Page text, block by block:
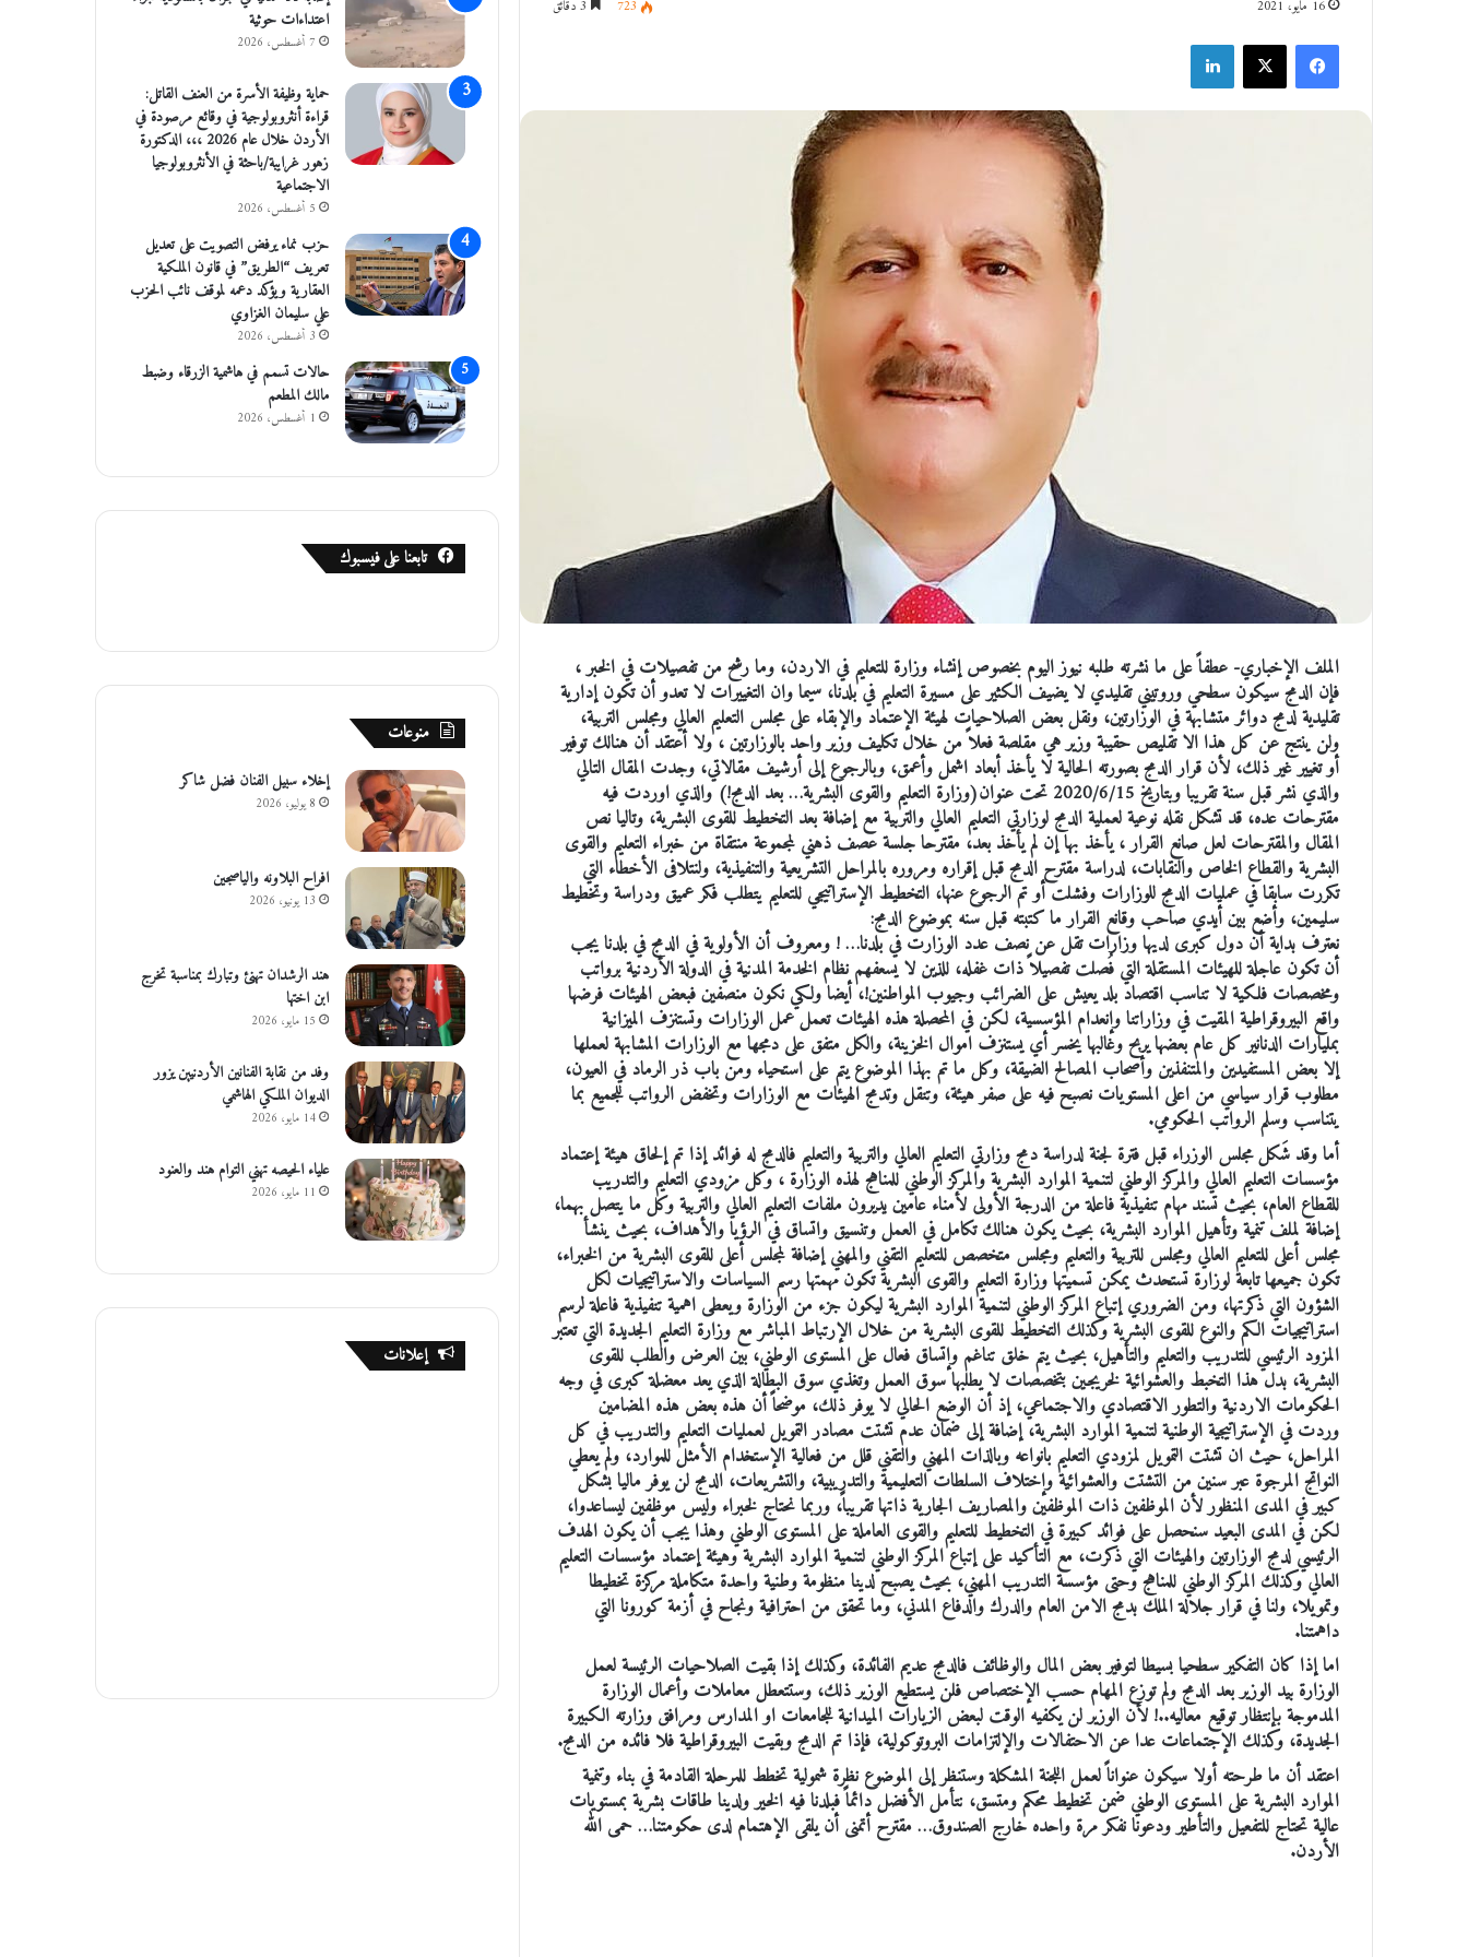
16 مايو، 2021 723
فيسبوك
الملف الإخباري- عطفاً على ما نشرته طلبه نيوز اليوم بخصوص إنشاء وزارة للتعليم في الاردن، وما رشح من تفصيلات في الخبر ،
فإن الدمج سيكون سطحي وروتيني تقليدي لا يضيف الكثير على مسيرة التعليم في بلدنا، سيما وان التغييرات لا تعدو أن تكون إدارية
تقليدية لدمج دوائر متشابهة في الوزارتين، ونقل بعض الصلاحيات لهيئة الإعتماد والإبقاء على مجلس التعليم العالي ومجلس التربية،
ولن ينتج عن كل هذا الا تقليص حقيبة وزير هي مقلصة فعلاً من خلال تكليف وزير واحد بالوزارتين ، ولا أعتقد أن هنالك توفير
أو تغيير غير ذلك، لأن قرار الدمج بصورته الحالية لا يأخذ أبعاد اشمل وأعمق، وبالرجوع إلى أرشيف مقالاتي، وجدت المقال التالي
والذي نشر قبل سنة تقريبا وبتاريخ 2020/6/15 تحت عنوان(وزارة التعليم والقوى البشرية… بعد الدمج!) والذي اوردت فيه
مقترحات عده، قد تشكل نقله نوعية لعملية الدمج لوزارتي التعليم العالي والتربية مع إضافة بعد التخطيط للقوى البشرية، وتاليا نص
المقال والمقترحات لعل صانع القرار ، يأخذ بها إن لم يأخذ بعد، مقترحا جلسة عصف ذهني لمجموعة منتقاة من خبراء التعليم والقوى
البشرية والقطاع الخاص والنقابات، لدراسة مقترح الدمج قبل إقراره ومروره بالمراحل التشريعية والتنفيذية، ولنتلافى الأخطاء التي
تكررت سابقا في عمليات الدمج للوزارات وفشلت أو تم الرجوع عنها، التخطيط الإستراتيجي للتعليم يتطلب فكر عميق ودراسة وتخطيط
سليمين، وأضع بين أيدي صاحب وقانع القرار ما كتبته قبل سنه بموضوع الدمج:
نعترف بداية أن دول كبرى لديها وزارات تقل عن نصف عدد الوزارت في بلدنا… ! ومعروف أن الأولوية في الدمج في بلدنا يجب
أن تكون عاجلة للهيئات المستقلة التي فُصلت تفصيلاً ذات غفله، للذين لا يسعفهم نظام الخدمة المدنية في الدولة الأردنية برواتب
ومخصصات فلكية لا تناسب اقتصاد بلد يعيش على الضرائب وجيوب المواطنين!، أيضا ولكي نكون منصفين فبعض الهيئات فرضها
واقع البيروقراطية المقيت في وزاراتنا وإنعدام المؤسسية، لكن في المحصلة هذه الهيئات تعمل عمل الوزارات وتستنزف الميزانية
بمليارات الدنانير كل عام بعضها يربح وغالبها يخسر أي يستنزف اموال الخزينة، والكل متفق على دمجها مع الوزارات المشابهة لعملها
إلا بعض المستفيدين والمتنفذين وأصحاب المصالح الضيقة، وكل ما تم بهذا الموضوع يتم على استحياء ومن باب ذر الرماد في العيون،
مطلوب قرار سياسي من اعلى المستويات نصبح فيه على صفر هيئة، وتنقل وتدمج الهيئات مع الوزارات وتخفض الرواتب للجميع بما
يتناسب وسلم الرواتب الحكومي.
أما وقد شَكل مجلس الوزراء قبل فترة لجنة لدراسة دمج وزارتي التعليم العالي والتربية والتعليم فالدمج له فوائد إذا تم إلحاق هيئة إعتماد
مؤسسات التعليم العالي والمركز الوطني لتنمية الموارد البشرية والمركز الوطني للمناهج لهذه الوزارة ، وكل مزودي التعليم والتدريب
للقطاع العام، بحيث تسند مهام تنفيذية فاعلة من الدرجة الأولى لأمناء عامين يديرون ملفات التعليم العالي والتربية وكل ما يتصل بهما،
إضافة لملف تنمية وتأهيل الموارد البشرية، بحيث يكون هنالك تكامل في العمل وتنسيق واتساق في الرؤيا والأهداف، بحيث ينشأ
مجلس أعلى للتعليم العالي ومجلس للتربية والتعليم ومجلس متخصص للتعليم التقني والمهني إضافة لمجلس أعلى للقوى البشرية من الخبراء،
تكون جميعها تابعة لوزارة تستحدث يمكن تسميتها وزارة التعليم والقوى البشرية تكون مهمتها رسم السياسات والاستراتيجيات لكل
الشؤون التي ذكرتها، ومن الضروري إتباع المركز الوطني لتنمية الموارد البشرية ليكون جزء من الوزارة ويعطى اهمية تنفيذية فاعلة لرسم
استراتيجيات الكم والنوع للقوى البشرية وكذلك التخطيط للقوى البشرية من خلال الإرتباط المباشر مع وزارة التعليم الجديدة التي تعتبر
المزود الرئيسي للتدريب والتعليم والتأهيل، بحيث يتم خلق تناغم وإتساق فعال على المستوى الوطني، بين العرض والطلب للقوى
البشرية، بدل هذا التخبط والعشوائية لخريجين بتخصصات لا يطلبها سوق العمل وتغذي سوق البطالة الذي يعد معضلة كبرى في وجه
الحكومات الاردنية والتطور الاقتصادي والاجتماعي، إذ أن الوضع الحالي لا يوفر ذلك، موضحاً أن هذه بعض هذه المضامين
وردت في الإستراتيجية الوطنية لتنمية الموارد البشرية، إضافة إلى ضمان عدم تشتت مصادر التمويل لعمليات التعليم والتدريب في كل
المراحل، حيث ان تشتت التمويل لمزودي التعليم بانواعه وبالذات المهني والتقني قلل من فعالية الإستخدام الأمثل للموارد، ولم يعطي
النواتج المرجوة عبر سنين من التشتت والعشوائية وإختلاف السلطات التعليمية والتدريبية، والتشريعات، الدمج لن يوفر ماليا بشكل
كبير في المدى المنظور لأن الموظفين ذات الموظفين والمصاريف الجارية ذاتها تقريباً، وربما نحتاج لخبراء وليس موظفين ليساعدوا،
لكن في المدى البعيد سنحصل على فوائد كبيرة في التخطيط للتعليم والقوى العاملة على المستوى الوطني وهذا يجب أن يكون الهدف
الرئيسي لدمج الوزارتين والهيئات التي ذكرت، مع التأكيد على إتباع المركز الوطني لتنمية الموارد البشرية وهيئة إعتماد مؤسسات التعليم
العالي وكذلك المركز الوطني للمناهج وحتى مؤسسة التدريب المهني، بحيث يصبح لدينا منظومة وطنية واحدة متكاملة مركزة تخطيطا
وتمويلا، ولنا في قرار جلالة الملك بدمج الامن العام والدرك والدفاع المدني، وما تحقق من احترافية ونجاح في أزمة كورونا التي
داهمتنا.
اما إذا كان التفكير سطحيا بسيطا لتوفير بعض المال والوظائف فالدمج عديم الفائدة، وكذلك إذا بقيت الصلاحيات الرئيسة لعمل
الوزارة بيد الوزير بعد الدمج ولم توزع المهام حسب الإختصاص فلن يستطيع الوزير ذلك، وستتعطل معاملات وأعمال الوزارة
المدموجة بإنتظار توقيع معاليه..! لأن الوزير لن يكفيه الوقت لبعض الزيارات الميدانية للجامعات او المدارس ومرافق وزارته الكبيرة
الجديدة، وكذلك الإجتماعات عدا عن الاحتفالات والإلتزامات البروتوكولية، فإذا تم الدمج وبقيت البيروقراطية فلا فائده من الدمج.
اعتقد أن ما طرحته أولا سيكون عنواناً لعمل اللجنة المشكلة وستنظر إلى الموضوع نظرة شمولية تخطط للمرحلة القادمة في بناء وتنمية
الموارد البشرية على المستوى الوطني ضمن تخطيط محكم ومتسق، نتأمل الأفضل دائماً فبلدنا فيه الخير ولدينا طاقات بشرية بمستويات
عالية تحتاج للتفعيل والتأطير ودعونا نفكر مرة واحده خارج الصندوق… مقترح أتمنى أن يلقى الإهتمام لدى حكومتنا… حمى الله
الأردن.
اعتداءات حوثية
7 أغسطس، 2026
حماية وظيفة الأسرة من العنف القاتل:
قراءة أنثروبولوجية في وقائع مرصودة في
الأردن خلال عام 2026 ،،، الدكتورة
زهور غرايبة/باحثة في الأنثروبولوجيا
الاجتماعية
5 أغسطس، 2026
حزب نماء يرفض التصويت على تعديل
تعريف “الطريق” في قانون الملكية
العقارية ويؤكد دعمه لموقف نائب الحزب
علي سليمان الغزاوي
3 أغسطس، 2026
حالات تسمم في هاشمية الزرقاء وضبط
مالك المطعم
1 أغسطس، 2026
تابعنا على فيسبوك
منوعات
إخلاء سبيل الفنان فضل شاكر
8 يوليو، 2026
افراح البلاونه والياصجين
13 يونيو، 2026
هند الرشدان تهنئ وتبارك بمناسبة تخرج
ابن اختها
15 مايو، 2026
وفد من نقابة الفنانين الأردنيين يزور
الديوان الملكي الهاشمي
14 مايو، 2026
علياء الحيصه تهني التوام هند والعنود
11 مايو، 2026
إعلانات